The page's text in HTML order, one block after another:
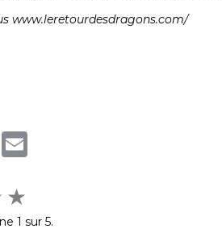
www.leretourdesdragons.com/
X
★
1 sur 5.